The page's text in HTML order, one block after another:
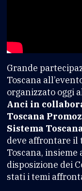
Grande
Toscana
organizzato oggi
Anci in
Toscana
Sistema
deve affrontare il
Toscana,
disposizione dei
stati i temi